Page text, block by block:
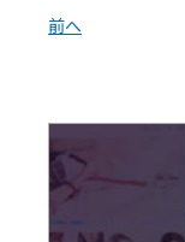
前へ